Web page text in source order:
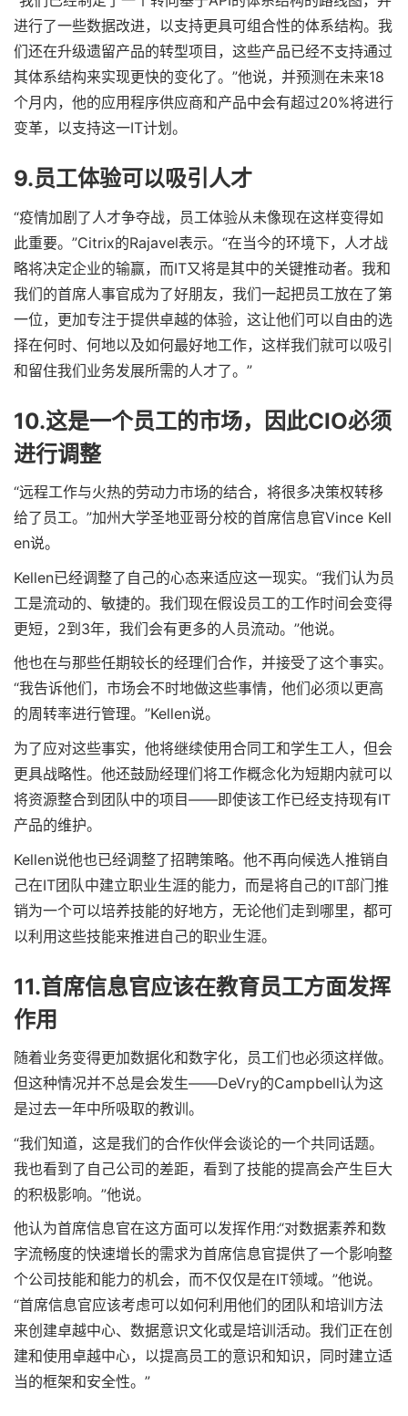
进行了一些数据改进，以支持更具可组合性的体系结构。我
们还在升级遗留产品的转型项目，这些产品已经不支持通过
其体系结构来实现更快的变化了。”他说，并预测在未来18
个月内，他的应用程序供应商和产品中会有超过20%将进行
变革，以支持这一IT计划。
9.员工体验可以吸引人才
“疫情加剧了人才争夺战，员工体验从未像现在这样变得如
此重要。”Citrix的Rajavel表示。“在当今的环境下，人才战
略将决定企业的输赢，而IT又将是其中的关键推动者。我和
我们的首席人事官成为了好朋友，我们一起把员工放在了第
一位，更加专注于提供卓越的体验，这让他们可以自由的选
择在何时、何地以及如何最好地工作，这样我们就可以吸引
和留住我们业务发展所需的人才了。”
10.这是一个员工的市场，因此CIO必须
进行调整
“远程工作与火热的劳动力市场的结合，将很多决策权转移
给了员工。”加州大学圣地亚哥分校的首席信息官Vince Kell
en说。
Kellen已经调整了自己的心态来适应这一现实。“我们认为员
工是流动的、敏捷的。我们现在假设员工的工作时间会变得
更短，2到3年，我们会有更多的人员流动。”他说。
他也在与那些任期较长的经理们合作，并接受了这个事实。
“我告诉他们，市场会不时地做这些事情，他们必须以更高
的周转率进行管理。”Kellen说。
为了应对这些事实，他将继续使用合同工和学生工人，但会
更具战略性。他还鼓励经理们将工作概念化为短期内就可以
将资源整合到团队中的项目——即使该工作已经支持现有IT
产品的维护。
Kellen说他也已经调整了招聘策略。他不再向候选人推销自
己在IT团队中建立职业生涯的能力，而是将自己的IT部门推
销为一个可以培养技能的好地方，无论他们走到哪里，都可
以利用这些技能来推进自己的职业生涯。
11.首席信息官应该在教育员工方面发挥
作用
随着业务变得更加数据化和数字化，员工们也必须这样做。
但这种情况并不总是会发生——DeVry的Campbell认为这
是过去一年中所吸取的教训。
“我们知道，这是我们的合作伙伴会谈论的一个共同话题。
我也看到了自己公司的差距，看到了技能的提高会产生巨大
的积极影响。”他说。
他认为首席信息官在这方面可以发挥作用:“对数据素养和数
字流畅度的快速增长的需求为首席信息官提供了一个影响整
个公司技能和能力的机会，而不仅仅是在IT领域。”他说。
“首席信息官应该考虑可以如何利用他们的团队和培训方法
来创建卓越中心、数据意识文化或是培训活动。我们正在创
建和使用卓越中心，以提高员工的意识和知识，同时建立适
当的框架和安全性。”